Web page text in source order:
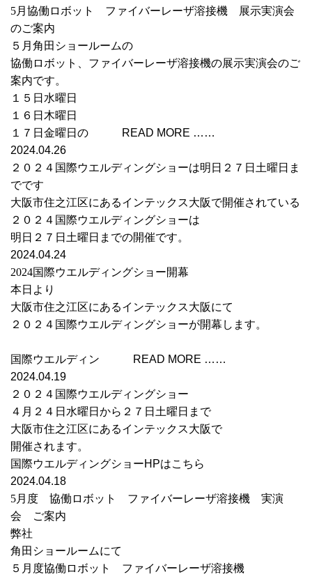
5月協働ロボット ファイバーレーザ溶接機 展示実演会
のご案内
５月角田ショールームの
協働ロボット、ファイバーレーザ溶接機の展示実演会のご
案内です。
１５日水曜日
１６日木曜日
１７日金曜日の READ MORE ……
2024.04.26
２０２４国際ウエルディングショーは明日２７日土曜日ま
でです
大阪市住之江区にあるインテックス大阪で開催されている
２０２４国際ウエルディングショーは
明日２７日土曜日までの開催です。
2024.04.24
2024国際ウエルディングショー開幕
本日より
大阪市住之江区にあるインテックス大阪にて
２０２４国際ウエルディングショーが開幕します。
国際ウエルディン READ MORE ……
2024.04.19
２０２４国際ウエルディングショー
４月２４日水曜日から２７日土曜日まで
大阪市住之江区にあるインテックス大阪で
開催されます。
国際ウエルディングショーHPはこちら
2024.04.18
5月度 協働ロボット ファイバーレーザ溶接機 実演
会 ご案内
弊社
角田ショールームにて
５月度協働ロボット ファイバーレーザ溶接機